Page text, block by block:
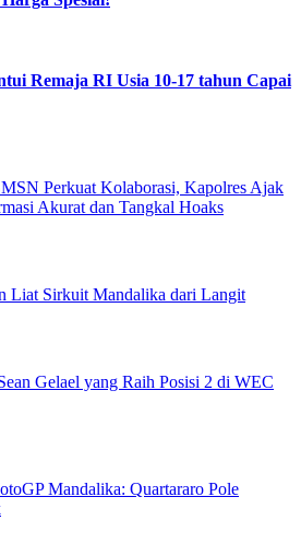
Remaja RI Usia 10-17 tahun Capai
Perkuat Kolaborasi, Kapolres Ajak
Akurat dan Tangkal Hoaks
Liat Sirkuit Mandalika dari Langit
Gelael yang Raih Posisi 2 di WEC
Mandalika: Quartararo Pole